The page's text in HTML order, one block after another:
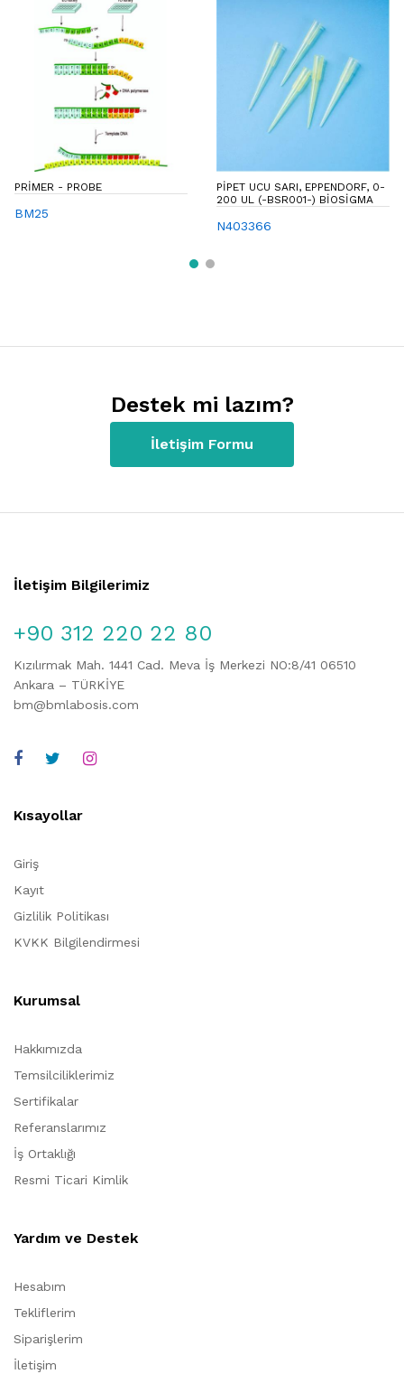
PRIMER - PROBE
BM25
PIPET UCU SARI, EPPENDORF, 0-
200 UL (-BSR001-) BIOSIGMA
N403366
Destek mi lazım?
İletişim Formu
İletişim Bilgilerimiz
+90 312 220 22 80
Kızılırmak Mah. 1441 Cad. Meva İş Merkezi NO:8/41 06510
Ankara – TÜRKİYE
bm@bmlabosis.com
Kısayollar
Giriş
Kayıt
Gizlilik Politikası
KVKK Bilgilendirmesi
Kurumsal
Hakkımızda
Temsilciliklerimiz
Sertifikalar
Referanslarımız
İş Ortaklığı
Resmi Ticari Kimlik
Yardım ve Destek
Hesabım
Tekliflerim
Siparişlerim
İletişim